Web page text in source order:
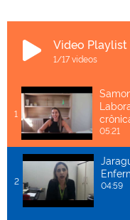
Video Playlist
1/17videos
1
05:21
2 04:59